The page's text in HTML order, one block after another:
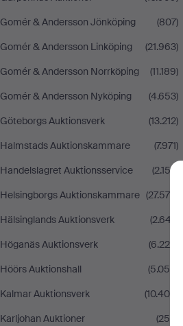
Gomér & Andersson Jönköping
(807)
Gomér & Andersson Linköping
(21.963)
Gomér & Andersson Norrköping
(11.189)
Gomér & Andersson Nyköping
(4.653)
Göteborgs Auktionsverk
(13.212)
Halmstads Auktionskammare
(7.971)
Handelslagret Auktionsservice
(2.152)
Helsingborgs Auktionskammare (27.575)
Hälsinglands Auktionsverk
(2.647)
Höganäs Auktionsverk
(6.225)
Höörs Auktionshall
(5.059)
Kalmar Auktionsverk
(10.406)
Karljohan Auktioner
(259)